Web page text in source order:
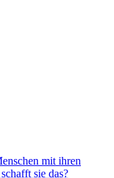
mit ihren
sie das?